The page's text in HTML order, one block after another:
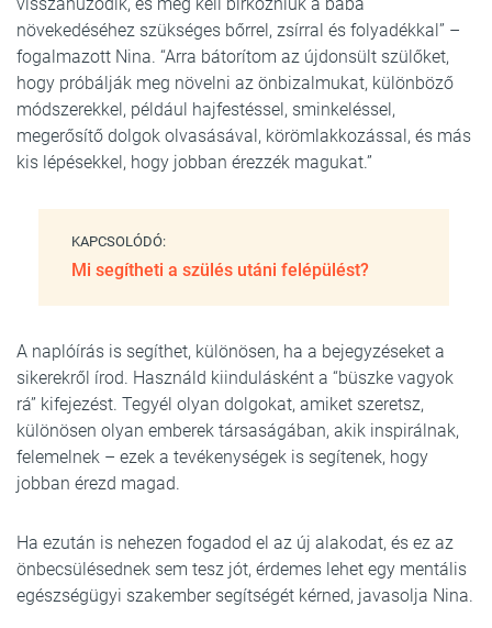
növekedéséhez szükséges bőrrel, zsírral és folyadékkal” –
fogalmazott Nina. “Arra bátorítom az újdonsült szülőket,
hogy próbálják meg növelni az önbizalmukat, különböző
módszerekkel, például hajfestéssel, sminkeléssel,
megerősítő dolgok olvasásával, körömlakkozással, és más
kis lépésekkel, hogy jobban érezzék magukat.”
KAPCSOLÓDÓ:
Mi segítheti a szülés utáni felépülést?
A naplóírás is segíthet, különösen, ha a bejegyzéseket a
sikerekről írod. Használd kiindulásként a “büszke vagyok
rá” kifejezést. Tegyél olyan dolgokat, amiket szeretsz,
különösen olyan emberek társaságában, akik inspirálnak,
felemelnek – ezek a tevékenységek is segítenek, hogy
jobban érezd magad.
Ha ezután is nehezen fogadod el az új alakodat, és ez az
önbecsülésednek sem tesz jót, érdemes lehet egy mentális
egészségügyi szakember segítségét kérned, javasolja Nina.